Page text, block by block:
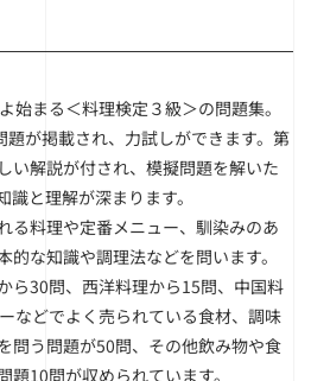
始まる＜料理検定３級＞の問題集。
が掲載され、力試しができます。第
い解説が付され、模擬問題を解いた
と理解が深まります。
る料理や定番メニュー、馴染みのあ
な知識や調理法などを問います。
ら30問、西洋料理から15問、中国料
などでよく売られている食材、調味
問う問題が50問、その他飲み物や食
10問が収められています。